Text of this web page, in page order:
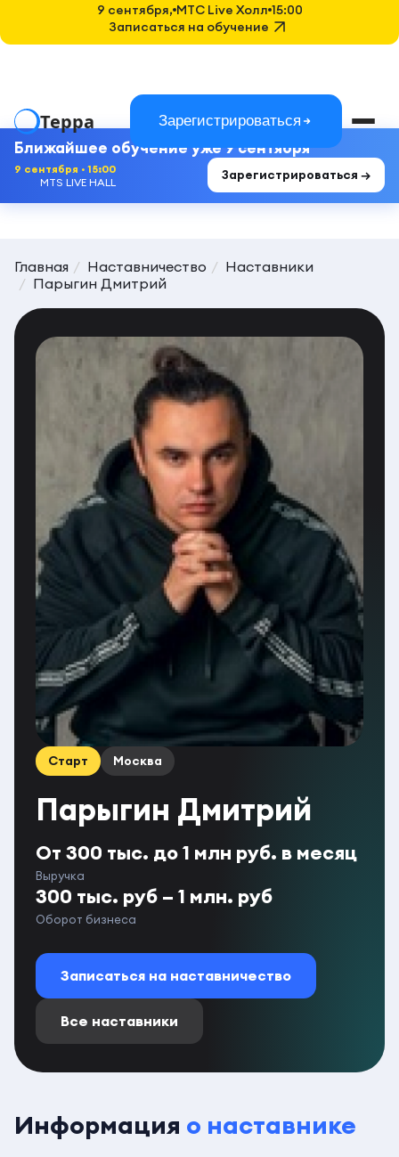
Терра Зарегистрироваться
Ближайшее обучение уже 9 сентября
9 сентября · 15:00
MTS LIVE HALL
Зарегистрироваться →
Главная Наставничество
Наставники
Парыгин Дмитрий
Старт Москва
Парыгин Дмитрий
От 300 тыс. до 1 млн руб. в месяц
Выручка
300 тыс. руб – 1 млн. руб
Оборот бизнеса
Записаться на наставничество
Все наставники
Информация о наставнике
9 сентября, MTC Live Холл 15:00
Записаться на обучение